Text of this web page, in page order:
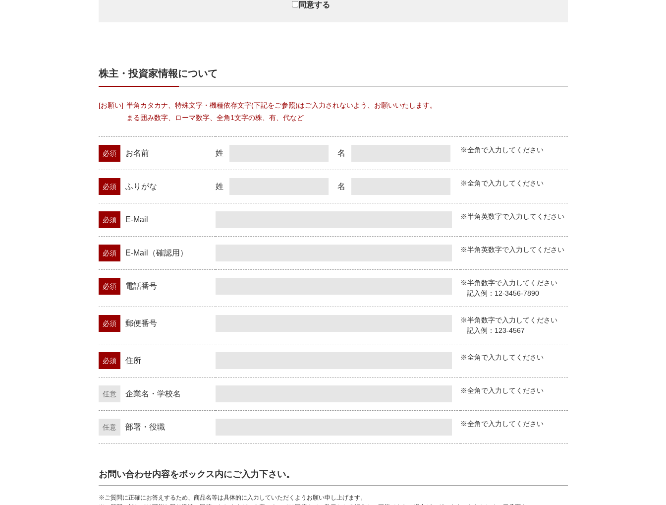
個人情報に関する内容の照会・開示・訂正等は、当社「個人情報保護のお客様相談窓口」が担当します。
的な改善に努めます。
同意する
株主・投資家情報について
[お願い] 半角カタカナ、特殊文字・機種依存文字(下記をご参照)はご入力されないよう、お願いいたします。
まる囲み数字、ローマ数字、全角1文字の株、有、代など
必須 お名前 姓 名 ※全角で入力してください
必須 ふりがな 姓 名 ※全角で入力してください
必須 E-Mail ※半角英数字で入力してください
必須 E-Mail（確認用） ※半角英数字で入力してください
必須 電話番号
※半角数字で入力してください
記入例：12-3456-7890
必須 郵便番号
※半角数字で入力してください
記入例：123-4567
必須 住所 ※全角で入力してください
任意 企業名・学校名 ※全角で入力してください
任意 部署・役職 ※全角で入力してください
お問い合わせ内容をボックス内にご入力下さい。
※ご質問に正確にお答えするため、商品名等は具体的に入力していただくようお願い申し上げます。